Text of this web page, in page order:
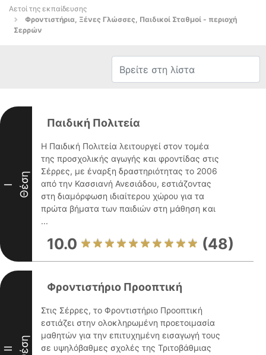
Αετοί της εκπαίδευσης
Φροντιστήρια, Ξένες Γλώσσες, Παιδικοί Σταθμοί - περιοχή
Σερρών
I Θέση
Παιδική Πολιτεία
Η Παιδική Πολιτεία λειτουργεί στον τομέα
της προσχολικής αγωγής και φροντίδας στις
Σέρρες, με έναρξη δραστηριότητας το 2006
από την Κασσιανή Ανεσιάδου, εστιάζοντας
στη διαμόρφωση ιδιαίτερου χώρου για τα
πρώτα βήματα των παιδιών στη μάθηση και
...
10.0 (48)
II Θέση
Φροντιστήριο Προοπτική
Στις Σέρρες, το Φροντιστήριο Προοπτική
εστιάζει στην ολοκληρωμένη προετοιμασία
μαθητών για την επιτυχημένη εισαγωγή τους
σε υψηλόβαθμες σχολές της Τριτοβάθμιας